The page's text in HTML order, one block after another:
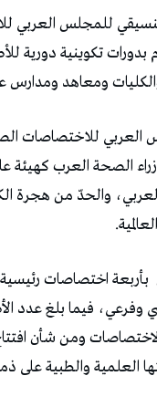
للمجلس
بدورات تكوينية دورية
ومعاهد ومدارس
العربي للاختصاصات
الصحة العرب
والحدّ من هجرة
ومن شأن
العلمية والطبية على